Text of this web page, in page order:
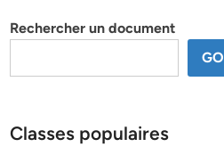
Rechercher un document
GO
Classes populaires